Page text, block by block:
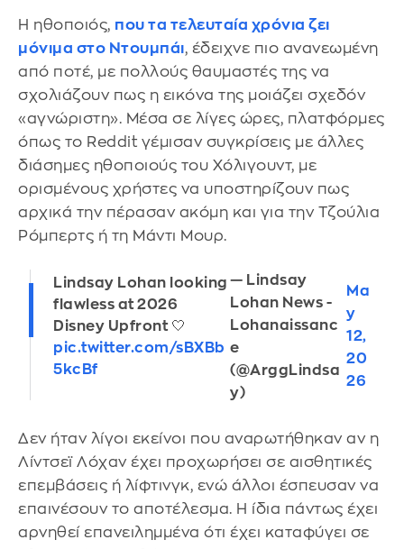
Η ηθοποιός, που τα τελευταία χρόνια ζει
μόνιμα στο Ντουμπάι, έδειχνε πιο ανανεωμένη
από ποτέ, με πολλούς θαυμαστές της να
σχολιάζουν πως η εικόνα της μοιάζει σχεδόν
«αγνώριστη». Μέσα σε λίγες ώρες, πλατφόρμες
όπως το Reddit γέμισαν συγκρίσεις με άλλες
διάσημες ηθοποιούς του Χόλιγουντ, με
ορισμένους χρήστες να υποστηρίζουν πως
αρχικά την πέρασαν ακόμη και για την Τζούλια
Ρόμπερτς ή τη Μάντι Μουρ.
Lindsay Lohan looking
flawless at 2026
Disney Upfront 🤍
pic.twitter.com/sBXBb
5kcBf
— Lindsay
Lohan News -
Lohanaissanc
e
(@ArggLindsa
y)
Ma
y
12,
20
26
Δεν ήταν λίγοι εκείνοι που αναρωτήθηκαν αν η
Λίντσεϊ Λόχαν έχει προχωρήσει σε αισθητικές
επεμβάσεις ή λίφτινγκ, ενώ άλλοι έσπευσαν να
επαινέσουν το αποτέλεσμα. Η ίδια πάντως έχει
αρνηθεί επανειλημμένα ότι έχει καταφύγει σε